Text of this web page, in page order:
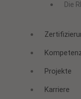
Die
Projekte
Karriere